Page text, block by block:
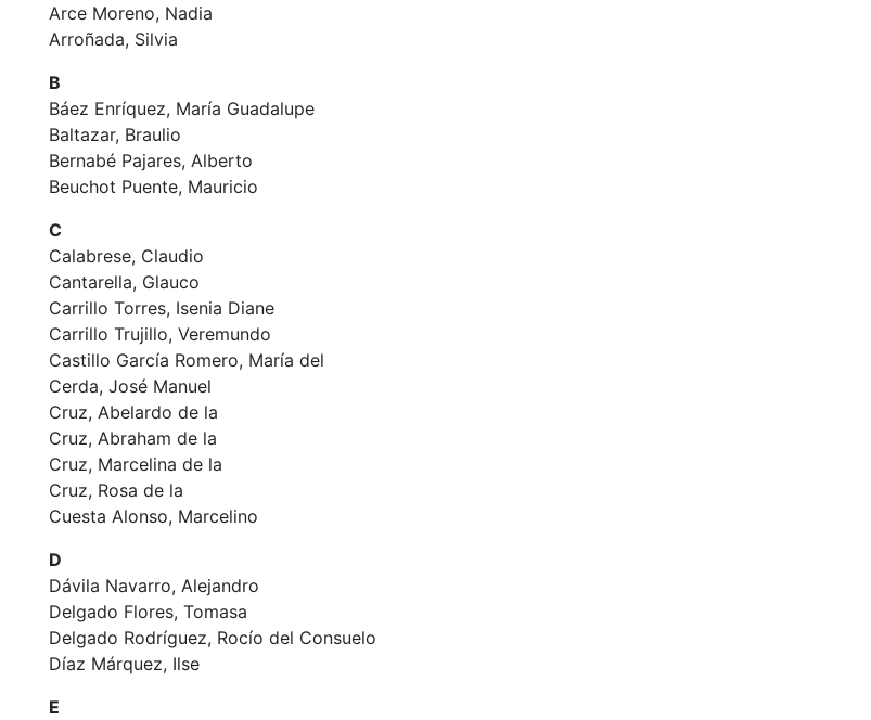
Arce Moreno, Nadia
Arroñada, Silvia
B
Báez Enríquez, María Guadalupe
Baltazar, Braulio
Bernabé Pajares, Alberto
Beuchot Puente, Mauricio
C
Calabrese, Claudio
Cantarella, Glauco
Carrillo Torres, Isenia Diane
Carrillo Trujillo, Veremundo
Castillo García Romero, María del
Cerda, José Manuel
Cruz, Abelardo de la
Cruz, Abraham de la
Cruz, Marcelina de la
Cruz, Rosa de la
Cuesta Alonso, Marcelino
D
Dávila Navarro, Alejandro
Delgado Flores, Tomasa
Delgado Rodríguez, Rocío del Consuelo
Díaz Márquez, Ilse
E